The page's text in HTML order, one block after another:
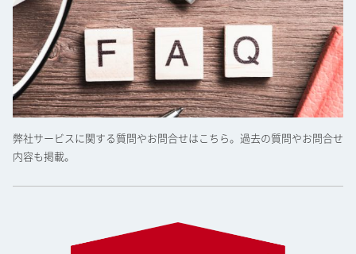
弊社サービスに関する質問やお問合せはこちら。過去の質問やお問合せ
内容も掲載。